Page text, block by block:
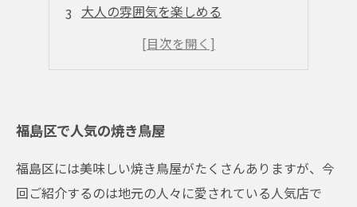
大人の雰囲気を楽しめる
予算に合わせたコース料理も充実
店内もテイクアウトもOK！
福島区で人気の焼き鳥屋
福島区には美味しい焼き鳥屋がたくさんありますが、今
回ご紹介するのは地元の人々に愛されている人気店で